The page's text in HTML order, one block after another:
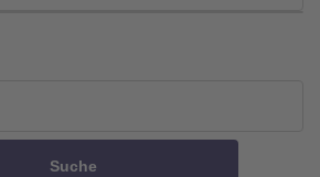
Suche